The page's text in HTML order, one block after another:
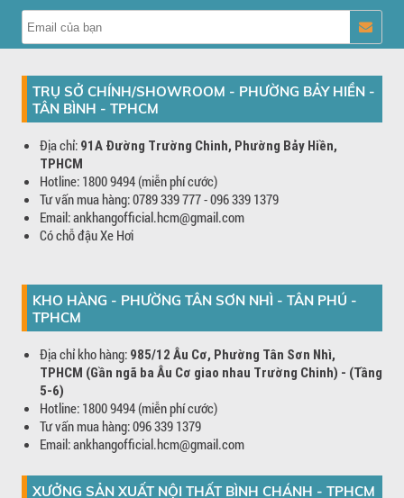
TRỤ SỞ CHÍNH/SHOWROOM - PHƯỜNG BẢY HIỀN -
TÂN BÌNH - TPHCM
Địa chỉ: 91A Đường Trường Chinh, Phường Bảy Hiền,
TPHCM
Hotline: 1800 9494 (miễn phí cước)
Tư vấn mua hàng: 0789 339 777 - 096 339 1379
Email: ankhangofficial.hcm@gmail.com
Có chỗ đậu Xe Hơi
KHO HÀNG - PHƯỜNG TÂN SƠN NHÌ - TÂN PHÚ -
TPHCM
Địa chỉ kho hàng: 985/12 Âu Cơ, Phường Tân Sơn Nhì,
TPHCM (Gần ngã ba Âu Cơ giao nhau Trường Chinh) - (Tầng
5-6)
Hotline: 1800 9494 (miễn phí cước)
Tư vấn mua hàng: 096 339 1379
Email: ankhangofficial.hcm@gmail.com
XƯỞNG SẢN XUẤT NỘI THẤT BÌNH CHÁNH - TPHCM